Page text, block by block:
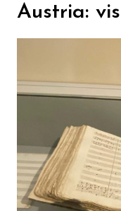
Austria: